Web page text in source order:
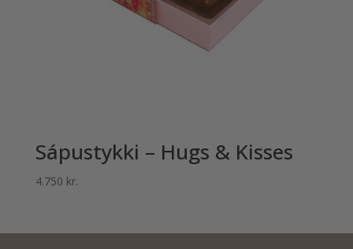
Sápustykki – Hugs & Kisses
4.750 kr.